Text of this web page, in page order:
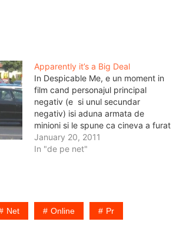
Apparently it’s a Big Deal
In Despicable Me, e un moment in
film cand personajul principal
negativ (e si unul secundar
negativ) isi aduna armata de
minioni si le spune ca cineva a furat
... o piramida, apparently it's a big
deal. Cosmopolitan e o revista de
January 20, 2011
In "de pe net"
Net Online Pr